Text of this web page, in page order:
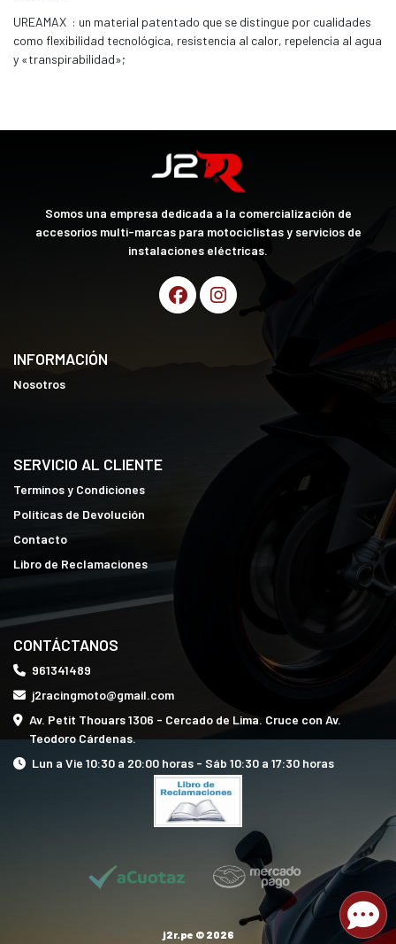
UREAMAX : un material patentado que se distingue por cualidades
como flexibilidad tecnológica, resistencia al calor, repelencia al agua
y «transpirabilidad»;
Somos una empresa dedicada a la comercialización de
accesorios multi-marcas para motociclistas y servicios de
instalaciones eléctricas.
INFORMACIÓN
Nosotros
SERVICIO AL CLIENTE
Terminos y Condiciones
Políticas de Devolución
Contacto
Libro de Reclamaciones
CONTÁCTANOS
961341489
j2racingmoto@gmail.com
Av. Petit Thouars 1306 - Cercado de Lima. Cruce con Av.
Teodoro Cárdenas.
Lun a Vie 10:30 a 20:00 horas - Sáb 10:30 a 17:30 horas
j2r.pe © 2026